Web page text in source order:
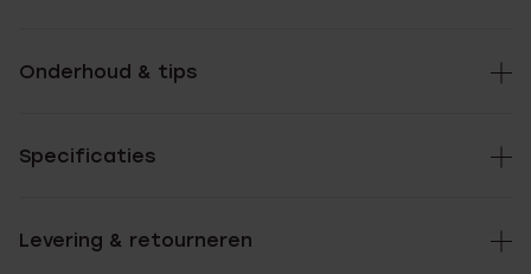
Onderhoud & tips
Specificaties
Levering & retourneren